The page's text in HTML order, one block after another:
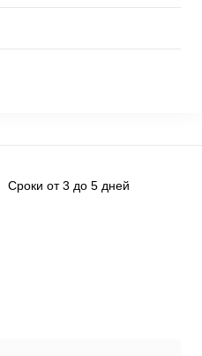
Сроки от 3 до 5 дней